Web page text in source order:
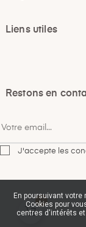
Liens utiles
Restons en
J'accepte les
0
En poursuivant
Cookies pour
centres d'intérêts